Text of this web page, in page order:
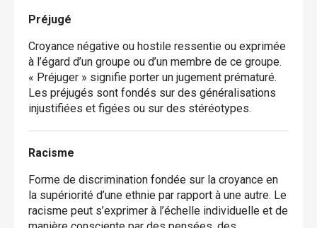
Préjugé
Croyance négative ou hostile ressentie ou exprimée
à l’égard d’un groupe ou d’un membre de ce groupe.
« Préjuger » signifie porter un jugement prématuré.
Les préjugés sont fondés sur des généralisations
injustifiées et figées ou sur des stéréotypes.
Racisme
Forme de discrimination fondée sur la croyance en
la supériorité d’une ethnie par rapport à une autre. Le
racisme peut s’exprimer à l’échelle individuelle et de